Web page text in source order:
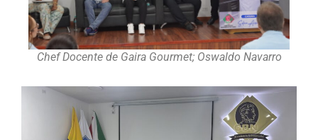
Chef Docente de Gaira Gourmet; Oswaldo Navarro